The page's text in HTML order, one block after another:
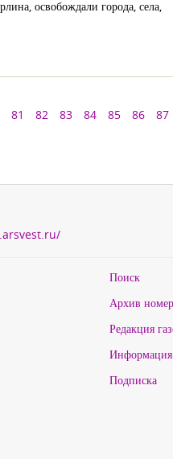
освобождали города, села,
81 82 83 84 85 86 87
Поиск
Архив
Редакция
Информация
Подписка